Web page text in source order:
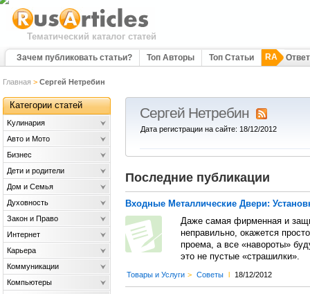
Тематический каталог статей
Зачем публиковать статьи? Топ Авторы Топ Статьи RA
Главная > Сергей Нетребин
Сергей Нетребин
Дата регистрации на сайте: 18/12/2012
Последние публикации
Входные Металлические Двери:
Даже самая фирменная и
неправильно, окажется
проема, а все «навороты»
это не пустые «страшилки».
Товары и Услуги > Советы l 18/12/2012
Категории статей
Kулинария
Авто и Мото
Бизнес
Дети и родители
Дом и Семья
Духовность
Закон и Право
Интернет
Карьера
Коммуникации
Компьютеры